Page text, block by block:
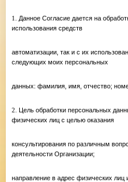
1.
Данное Согласие дается на
использования средств
автоматизации, так и с их
следующих моих персональных
данных: фамилия, имя, отчество;
2. Цель обработки персональных
физических лиц с целью оказания
консультирования по различным
деятельности Организации;
направление в адрес физических